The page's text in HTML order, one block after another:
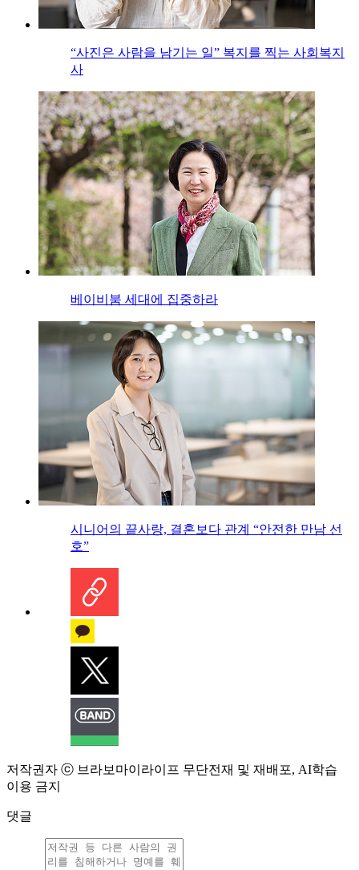
“사진은 사람을 남기는 일” 복지를 찍는 사회복지
사
베이비붐 세대에 집중하라
시니어의 끝사랑, 결혼보다 관계 “안전한 만남 선
호”
저작권자 ⓒ 브라보마이라이프 무단전재 및 재배포, AI학습
이용 금지
댓글